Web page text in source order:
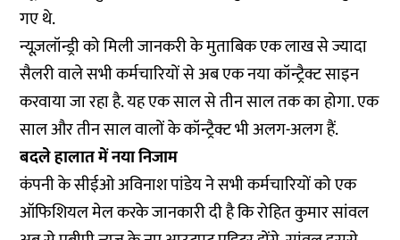
गए थे.
न्यूज़लॉन्ड्री को मिली जानकरी के मुताबिक एक लाख से ज्यादा
सैलरी वाले सभी कर्मचारियों से अब एक नया कॉन्ट्रैक्ट साइन
करवाया जा रहा है. यह एक साल से तीन साल तक का होगा. एक
साल और तीन साल वालों के कॉन्ट्रैक्ट भी अलग-अलग हैं.
बदले हालात में नया निजाम
कंपनी के सीईओ अविनाश पांडेय ने सभी कर्मचारियों को एक
ऑफिशियल मेल करके जानकारी दी है कि रोहित कुमार सांवल